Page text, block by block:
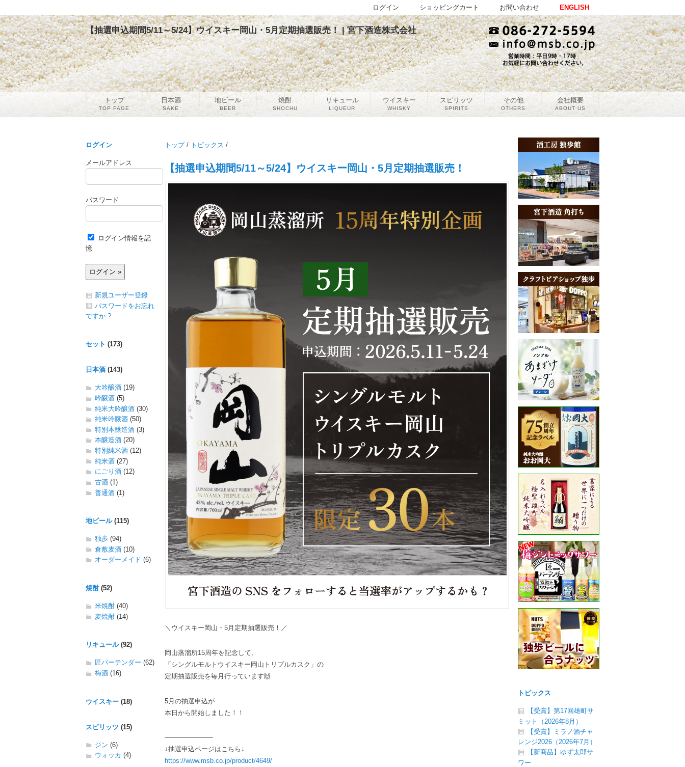
【抽選申込期間5/11～5/24】ウイスキー岡山・5月定期抽選販売！ | 宮下酒造株式会社
トップ/ トピックス /
【抽選申込期間5/11～5/24】ウイスキー岡山・5月定期抽選販売！
＼ウイスキー岡山・5月定期抽選販売！／
岡山蒸溜所15周年を記念して、
「シングルモルトウイスキー岡山トリプルカスク」の
定期抽選販売を毎月行っています🙌
5月の抽選申込が
本日から開始しました！！
-———————
↓抽選申込ページはこちら↓
https://www.msb.co.jp/product/4649/
ログイン
メールアドレス
パスワード
ログイン情報を記
憶
新規ユーザー登録
パスワードをお忘れ
ですか ?
セット (173)
日本酒 (143)
大吟醸酒 (19)
吟醸酒 (5)
純米大吟醸酒 (30)
純米吟醸酒 (50)
特別本醸造酒 (3)
本醸造酒 (20)
特別純米酒 (12)
純米酒 (27)
にごり酒 (12)
古酒 (1)
普通酒 (1)
地ビール(115)
独歩 (94)
倉敷麦酒 (10)
オーダーメイド (6)
焼酎(52)
米焼酎 (40)
麦焼酎 (14)
リキュール(92)
匠バーテンダー (62)
梅酒 (16)
ウイスキー (18)
スピリッツ (15)
ジン (6)
ウォッカ (4)
トピックス
【受賞】第17回雄町サ
ミット（2026年8月）
【受賞】ミラノ酒チャ
レンジ2026（2026年7月）
【新商品】ゆず太郎サ
ワー
トップ
TOP PAGE
日本酒
SAKE
地ビール
BEER
焼酎
SHOCHU
リキュール
LIQUEUR
ウイスキー
WHISKY
スピリッツ
SPIRITS
その他
OTHERS
会社概要
ABOUT US
ENGLISH
お問い合わせ
ショッピングカート
ログイン